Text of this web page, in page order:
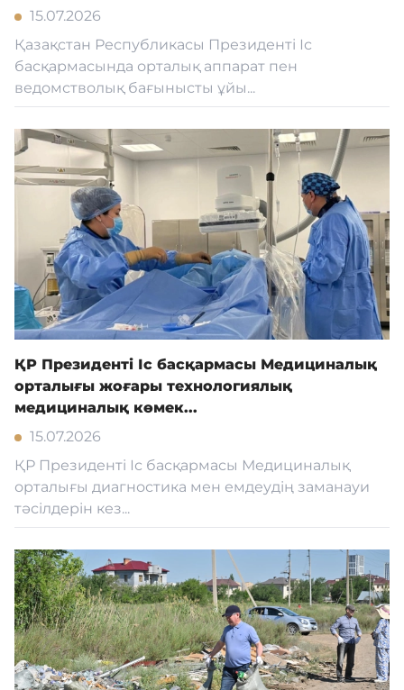
15.07.2026
Қазақстан Республикасы Президенті Іс
басқармасында орталық аппарат пен
ведомстволық бағынысты ұйы...
ҚР Президенті Іс басқармасы Медициналық
орталығы жоғары технологиялық
медициналық көмек...
15.07.2026
ҚР Президенті Іс басқармасы Медициналық
орталығы диагностика мен емдеудің заманауи
тәсілдерін кез...